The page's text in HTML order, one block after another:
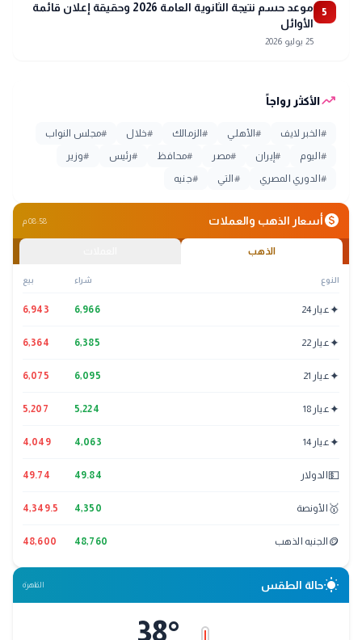
5
موعد حسم نتيجة الثانوية العامة 2026 وحقيقة إعلان قائمة
الأوائل
25 يوليو 2026
trending_upالأكثر رواجاً
# الخبر لايف #الأهلي #الزمالك #خلال #مجلس النواب
# اليوم # إيران #مصر #محافظ #رئيس #وزير
# الدوري المصري # التي #جنيه
monetization_onأسعار الذهب والعملات 08:58 م
الذهب
النوع شراء بيع
✦عيار 24 6,966
6,943
✦عيار 22 6,385
6,364
✦عيار 21 6,095
6,075
✦عيار 18 5,224
5,207
✦عيار 14 4,063
4,049
💵 الدولار 49.84
49.74
🥇 الأونصة 4,350
4,349.5
🪙 الجنيه الذهب 48,760
48,600
wb_sunnyحالة الطقس القاهرة
38°